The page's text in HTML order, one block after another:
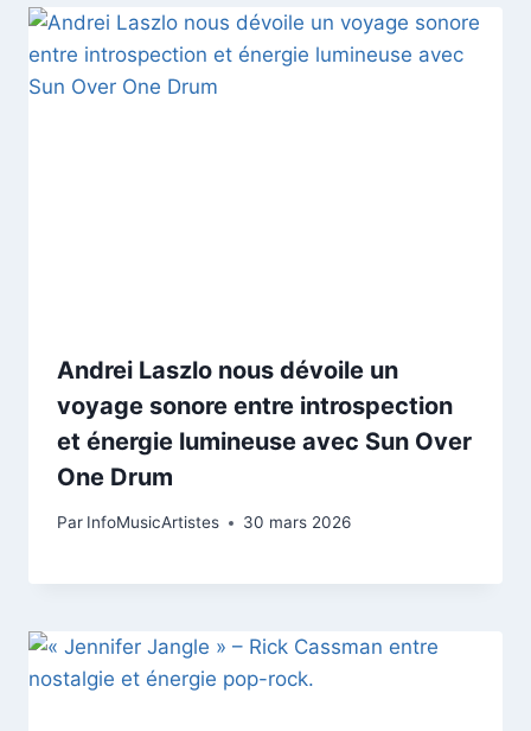
Andrei Laszlo nous dévoile un
voyage sonore entre introspection
et énergie lumineuse avec Sun Over
One Drum
Par InfoMusicArtistes 30 mars 2026